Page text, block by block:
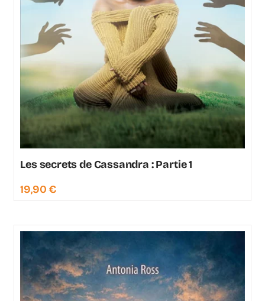
Les secrets de Cassandra : Partie 1
19,90€